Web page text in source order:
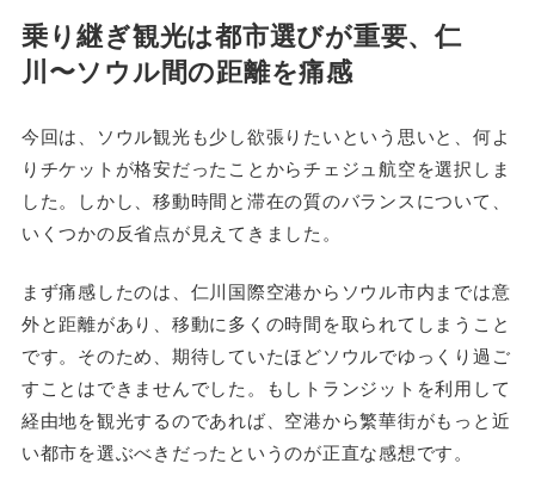
乗り継ぎ観光は都市選びが重要、仁
川〜ソウル間の距離を痛感
今回は、ソウル観光も少し欲張りたいという思いと、何よ
りチケットが格安だったことからチェジュ航空を選択しま
した。しかし、移動時間と滞在の質のバランスについて、
いくつかの反省点が見えてきました。
まず痛感したのは、仁川国際空港からソウル市内までは意
外と距離があり、移動に多くの時間を取られてしまうこと
です。そのため、期待していたほどソウルでゆっくり過ご
すことはできませんでした。もしトランジットを利用して
経由地を観光するのであれば、空港から繁華街がもっと近
い都市を選ぶべきだったというのが正直な感想です。